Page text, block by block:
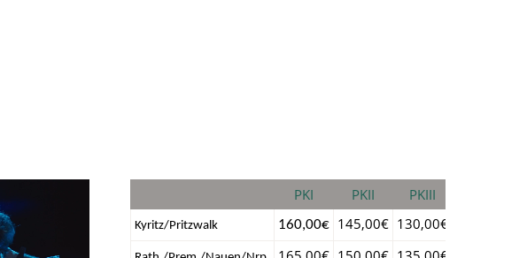
PKI PKII PKIII
Kyritz/Pritzwalk 160,00€ 145,00€ 130,00€